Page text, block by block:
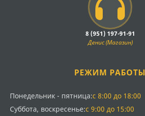
8 (951) 197-91-91
Денис (Магазин)
РЕЖИМ РАБОТЫ
Понедельник - пятница:с 8:00 до 18:00
Суббота, воскресенье:с 9:00 до 15:00